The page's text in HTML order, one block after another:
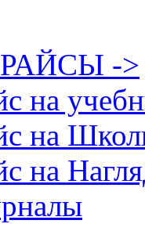
->
на
на
на